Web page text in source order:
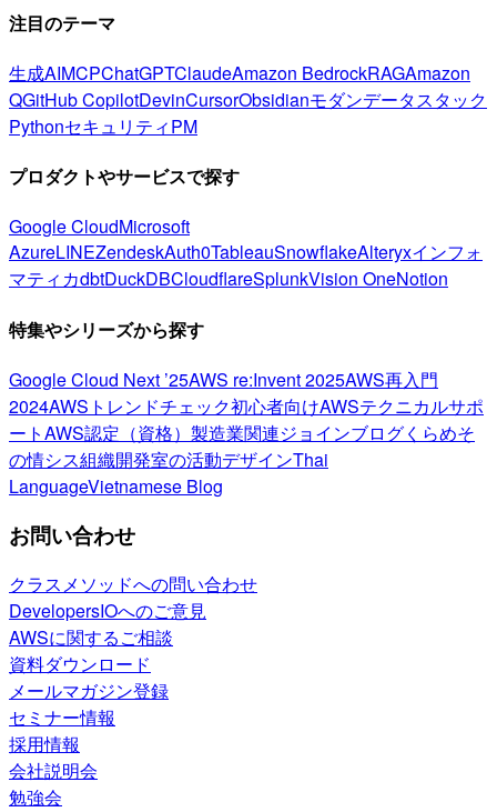
注目のテーマ
生成AIMCPChatGPTClaudeAmazon BedrockRAGAmazon
QGitHub CopilotDevinCursorObsidianモダンデータスタック
PythonセキュリティPM
プロダクトやサービスで探す
Google CloudMicrosoft
AzureLINEZendeskAuth0TableauSnowflakeAlteryxインフォ
マティカdbtDuckDBCloudflareSplunkVision OneNotion
特集やシリーズから探す
Google Cloud Next ’25AWS re:Invent 2025AWS再入門
2024AWSトレンドチェック初心者向けAWSテクニカルサポ
ートAWS認定（資格） 製造業関連ジョインブログくらめそ
の情シス組織開発室の活動デザインThai
LanguageVietnamese Blog
お問い合わせ
クラスメソッドへの問い合わせ
DevelopersIOへのご意見
AWSに関するご相談
資料ダウンロード
メールマガジン登録
セミナー情報
採用情報
会社説明会
勉強会